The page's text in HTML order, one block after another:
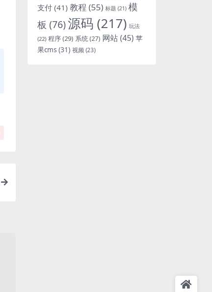
支付 (41) 教程 (55) 标题 (21) 模
板 (76)源码 (217) 玩法
(22) 程序(29) 系统(27) 网站(45) 苹
果cms (31) 视频 (23)